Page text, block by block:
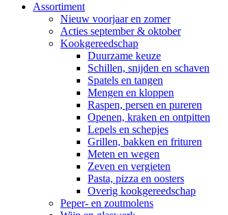
Assortiment
Nieuw voorjaar en zomer
Acties september & oktober
Kookgereedschap
Duurzame keuze
Schillen, snijden en schaven
Spatels en tangen
Mengen en kloppen
Raspen, persen en pureren
Openen, kraken en ontpitten
Lepels en schepjes
Grillen, bakken en frituren
Meten en wegen
Zeven en vergieten
Pasta, pizza en oosters
Overig kookgereedschap
Peper- en zoutmolens